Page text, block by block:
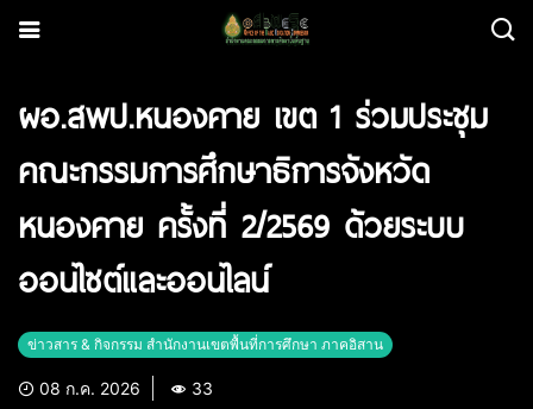
ผอ.สพป.หนองคาย เขต 1 ร่วมประชุม
คณะกรรมการศึกษาธิการจังหวัด
หนองคาย ครั้งที่ 2/2569 ด้วยระบบ
ออนไซต์และออนไลน์
ข่าวสาร & กิจกรรม สำนักงานเขตพื้นที่การศึกษา ภาคอิสาน
08 ก.ค. 2026 33